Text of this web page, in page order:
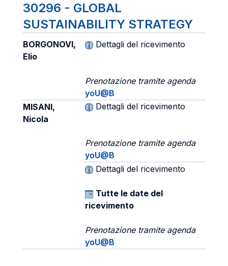
30296 - GLOBAL
SUSTAINABILITY STRATEGY
BORGONOVI,
Elio
Dettagli del ricevimento
Prenotazione tramite agenda
yoU@B
MISANI,
Nicola
Dettagli del ricevimento
Prenotazione tramite agenda
yoU@B
Dettagli del ricevimento
Tutte le date del
ricevimento
Prenotazione tramite agenda
yoU@B